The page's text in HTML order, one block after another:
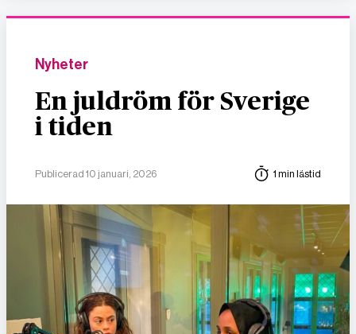
Nyheter
En juldröm för Sverige
i tiden
Publicerad 10 januari, 2026 1 min lästid